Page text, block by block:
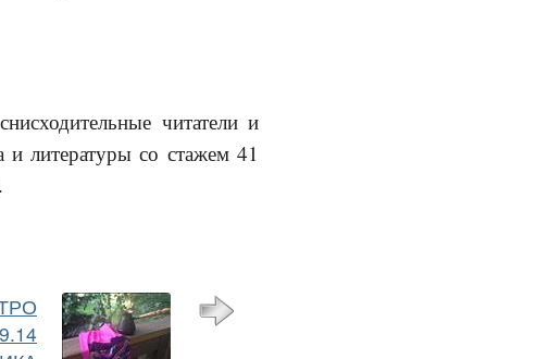
читатели и
и литературы со стажем 41